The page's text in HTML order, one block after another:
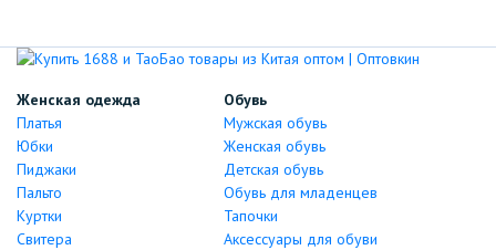
Женская одежда
Платья
Юбки
Пиджаки
Пальто
Куртки
Свитера
Обувь
Мужская обувь
Женская обувь
Детская обувь
Обувь для младенцев
Тапочки
Аксессуары для обуви